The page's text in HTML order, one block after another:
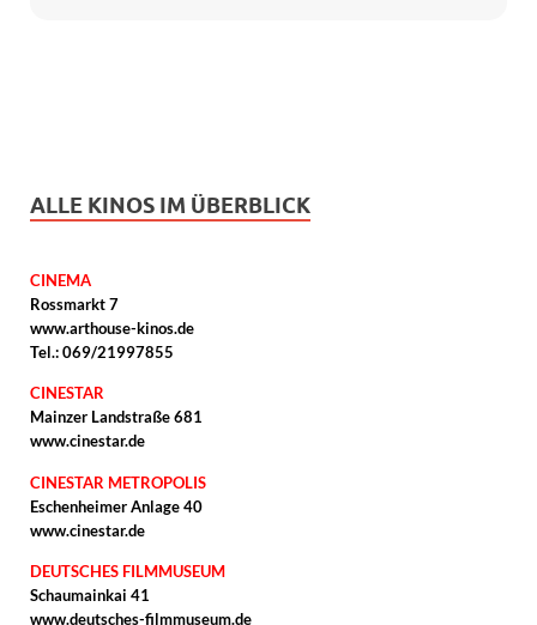
ALLE KINOS IM ÜBERBLICK
CINEMA
Rossmarkt 7
www.arthouse-kinos.de
Tel.: 069/21997855
CINESTAR
Mainzer Landstraße 681
www.cinestar.de
CINESTAR METROPOLIS
Eschenheimer Anlage 40
www.cinestar.de
DEUTSCHES FILMMUSEUM
Schaumainkai 41
www.deutsches-filmmuseum.de